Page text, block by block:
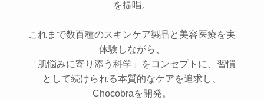
を提唱。
これまで数百種のスキンケア製品と美容医療を実
体験しながら、
「肌悩みに寄り添う科学」をコンセプトに、習慣
として続けられる本質的なケアを追求し、
Chocobraを開発。